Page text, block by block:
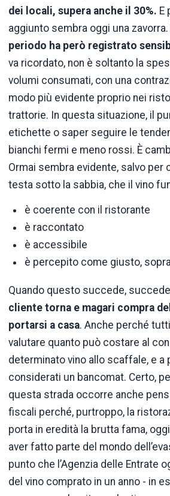
dei locali, supera anche il 30%. E
aggiunto sembra oggi una zavorra.
periodo ha però registrato
va ricordato, non è soltanto la
volumi consumati, con una
modo più evidente proprio nei
trattorie. In questa situazione, il
etichette o saper seguire le
bianchi fermi e meno rossi. È
Ormai sembra evidente, salvo per
testa sotto la sabbia, che il vino
è coerente con il ristorante
è raccontato
è accessibile
è percepito come giusto,
Quando questo succede,
cliente torna e magari compra
portarsi a casa. Anche perché
valutare quanto può costare al
determinato vino allo scaffale, e a
considerati un bancomat. Certo,
questa strada occorre anche
fiscali perché, purtroppo, la
porta in eredità la brutta fama,
aver fatto parte del mondo
punto che l’Agenzia delle Entrate
del vino comprato in un anno - in